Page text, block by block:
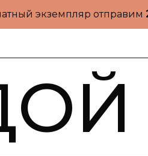
экземпляр отправим